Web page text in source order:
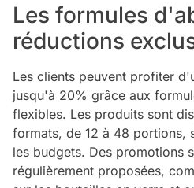
Les formules
réductions
Les clients peuvent profiter
jusqu'à 20% grâce aux
flexibles. Les produits sont
formats, de 12 à 48 portions,
les budgets. Des promotions
régulièrement proposées,